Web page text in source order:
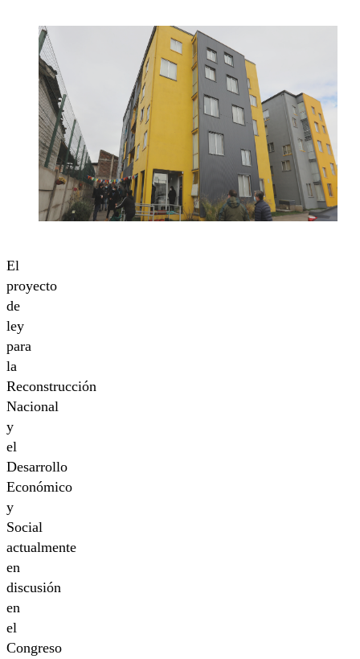
El
proyecto
de
ley
para
la
Reconstrucción
Nacional
y
el
Desarrollo
Económico
y
Social
actualmente
en
discusión
en
el
Congreso